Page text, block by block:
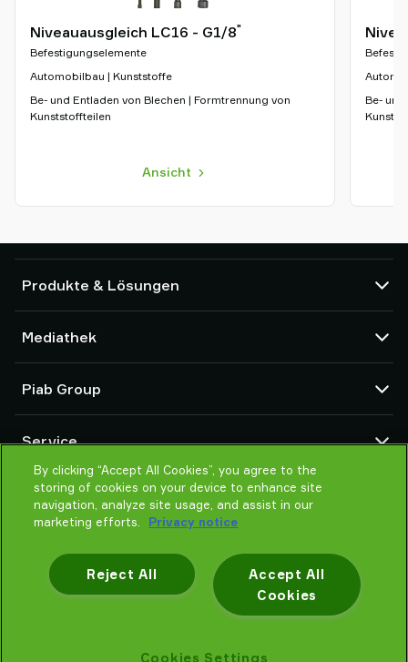
Niveauausgleich LC16 - G1/8"
Befestigungselemente
Automobilbau | Kunststoffe
Be- und Entladen von Blechen | Formtrennung von
Kunststoffteilen
Ansicht
Be-
Produkte & Lösungen
Saugnäpfe und Soft-Gripper
Komponenten des Robot End Of Arm Tooling (EOAT)
Roboter- und Cobot-Greiflösungen
System- und Lösungszubehör
Vakuumförderer für Pulver und Schüttgut
Mediathek
Produktkonfigurator
Allgemeine Verkaufsbedingungen
Datenschutzrichtlinie
Piab Group
Globale Organisation
Verhaltenskodex
Neuheiten
Karrieren
Service
Kontakt
Partner Netzwerk
Auswahlhilfe
By clicking “Accept All Cookies”, you agree to the
storing of cookies on your device to enhance site
navigation, analyze site usage, and assist in our
marketing efforts.
Privacy notice
Accept All
Cookies
Reject All
Cookies Settings